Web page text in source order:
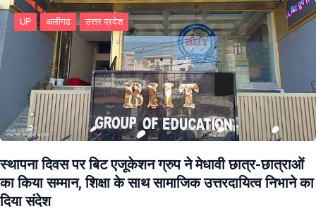
UP अलीगढ उत्तर प्रदेश
स्थापना दिवस पर बिट एजूकेशन ग्रुप ने मेधावी छात्र-छात्राओं
का किया सम्मान, शिक्षा के साथ सामाजिक उत्तरदायित्व निभाने का
दिया संदेश